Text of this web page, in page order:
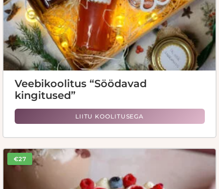
Veebikoolitus “Söödavad
kingitused”
LIITU KOOLITUSEGA
€27